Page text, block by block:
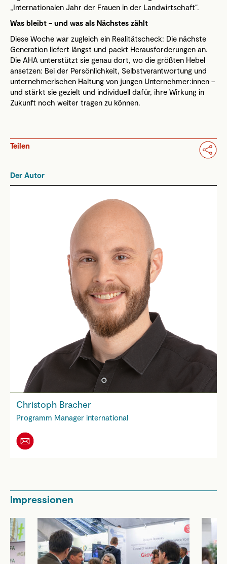
„Internationalen Jahr der Frauen in der Landwirtschaft“.
Was bleibt – und was als Nächstes zählt
Diese Woche war zugleich ein Realitätscheck: Die nächste
Generation liefert längst und packt Herausforderungen an.
Die AHA unterstützt sie genau dort, wo die größten Hebel
ansetzen: Bei der Persönlichkeit, Selbstverantwortung und
unternehmerischen Haltung von jungen Unternehmer:innen –
und stärkt sie gezielt und individuell dafür, ihre Wirkung in
Zukunft noch weiter tragen zu können.
Teilen
Der Autor
Christoph Bracher
Programm Manager international
Impressionen